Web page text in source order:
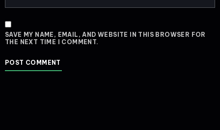
SAVE MY NAME, EMAIL, AND WEBSITE IN THIS BROWSER FOR
THE NEXT TIME I COMMENT.